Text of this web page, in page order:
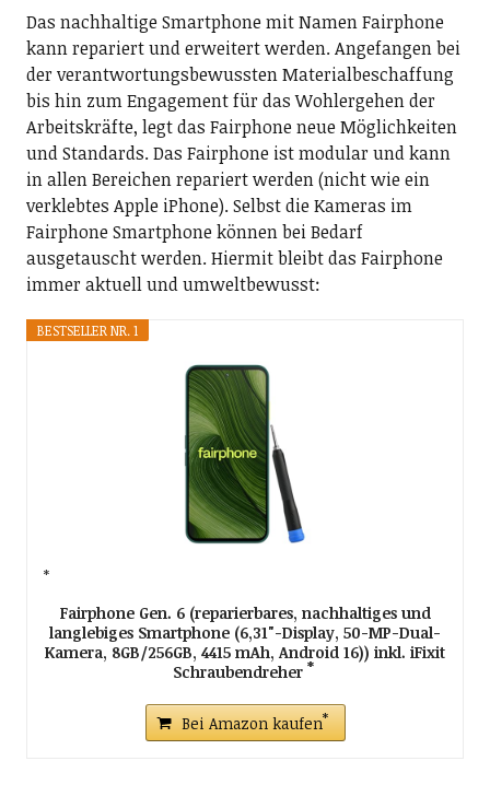
Das nachhaltige Smartphone mit Namen Fairphone
kann repariert und erweitert werden. Angefangen bei
der verantwortungsbewussten Materialbeschaffung
bis hin zum Engagement für das Wohlergehen der
Arbeitskräfte, legt das Fairphone neue Möglichkeiten
und Standards. Das Fairphone ist modular und kann
in allen Bereichen repariert werden (nicht wie ein
verklebtes Apple iPhone). Selbst die Kameras im
Fairphone Smartphone können bei Bedarf
ausgetauscht werden. Hiermit bleibt das Fairphone
immer aktuell und umweltbewusst:
BESTSELLER NR. 1
Fairphone Gen. 6 (reparierbares, nachhaltiges und
langlebiges Smartphone (6,31"-Display, 50-MP-Dual-
Kamera, 8GB/256GB, 4415 mAh, Android 16)) inkl. iFixit
Schraubendreher
Bei Amazon kaufen